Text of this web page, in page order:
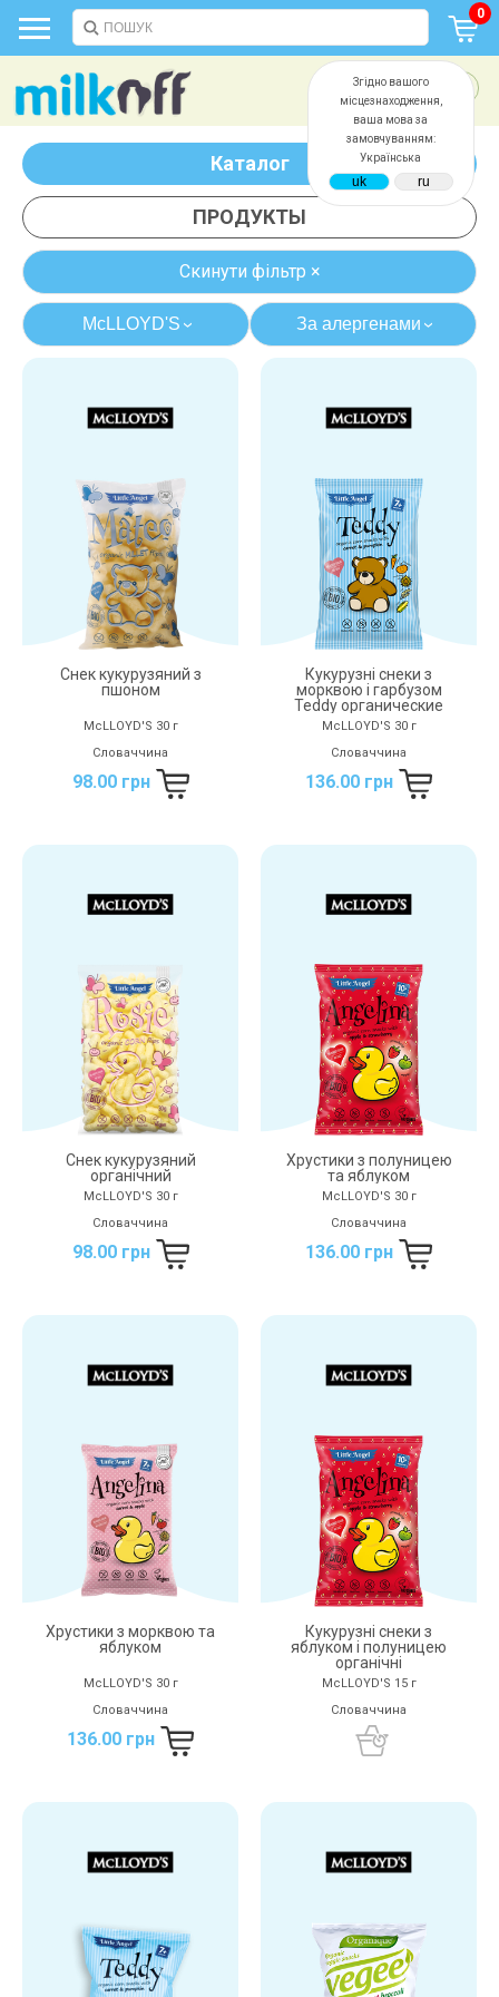
Згідно вашого
місцезнаходження,
ваша мова за
замовчуванням:
Українська
0
Каталог
ПРОДУКТЫ
Скинути фільтр ×
McLLOYD'S› За алергенами›
яиц сои
белка
Снек кукурузяний з
пшоном
McLLOYD'S 30 г
Словаччина
98.00 грн
Кукурузні снеки з
морквою і гарбузом
Teddy органические
McLLOYD'S 30 г
Словаччина
136.00 грн
Снек кукурузяний
органічний
McLLOYD'S 30 г
Словаччина
98.00 грн
Хрустики з полуницею
та яблуком
McLLOYD'S 30 г
Словаччина
136.00 грн
Хрустики з морквою та
яблуком
McLLOYD'S 30 г
Словаччина
136.00 грн
Кукурузні снеки з
яблуком і полуницею
органічні
McLLOYD'S 15 г
Словаччина